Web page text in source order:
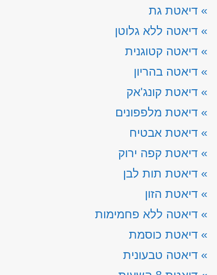
» דיאטת גת
» דיאטה ללא גלוטן
» דיאטה קטוגנית
» דיאטה בהריון
» דיאטת קונג'אק
» דיאטת מלפפונים
» דיאטת אבטיח
» דיאטת קפה ירוק
» דיאטת תות לבן
» דיאטת הזון
» דיאטה ללא פחמימות
» דיאטת כוסמת
» דיאטה טבעונית